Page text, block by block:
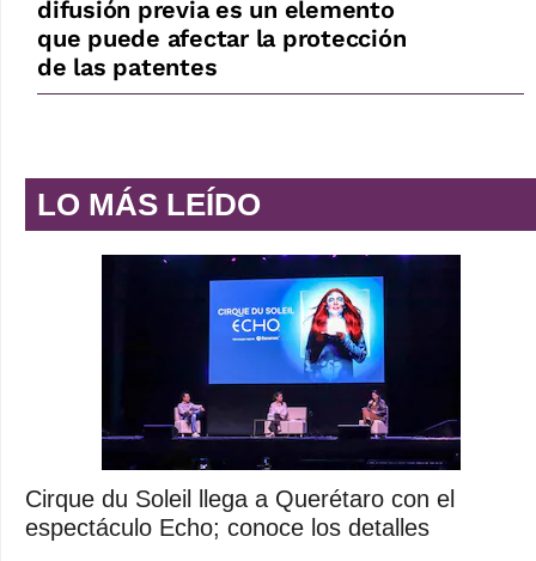
difusión previa es un elemento
que puede afectar la protección
de las patentes
LO MÁS LEÍDO
Cirque du Soleil llega a Querétaro con el
espectáculo Echo; conoce los detalles